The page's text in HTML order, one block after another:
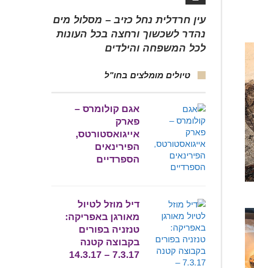
עין חרדלית נחל כזיב – מסלול מים
נהדר לשכשוך ורחצה בכל העונות
לכל המשפחה והילדים
טיולים מומלצים בחו"ל
אגם קולומרס –
פארק
אייגואסטורטס,
הפירינאים
הספרדיים
דיל מוזל לטיול
מאורגן באפריקה:
טנזניה בפורים
בקבוצה קטנה
7.3.17 – 14.3.17